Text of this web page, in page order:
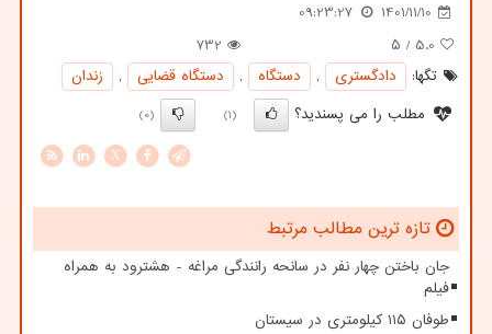
1401/11/10
09:23:27
5.0 / ۵
732
تگها:
دادگستری , دستگاه , دستگاه قضایی ,
زندان
مطلب را می پسندید؟
(1)
(0)
X
تازه ترین مطالب مرتبط
جان باختن چهار نفر در سانحه رانندگی مراغه - هشترود به همراه
فیلم
طوفان ۱۱۵ کیلومتری در سیستان